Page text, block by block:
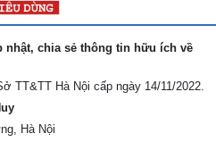
nhật, chia sẻ thông tin hữu ích về
TT&TT Hà Nội cấp ngày 14/11/2022.
Hà Nội